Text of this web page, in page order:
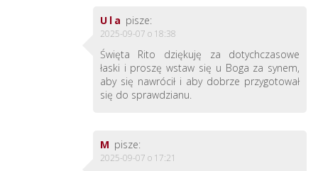
Ula pisze:
2025-09-07 o 18:38
Święta Rito dziękuję za dotychczasowe
łaski i proszę wstaw się u Boga za synem,
aby się nawrócił i aby dobrze przygotował
się do sprawdzianu.
M pisze:
2025-09-07 o 17:21